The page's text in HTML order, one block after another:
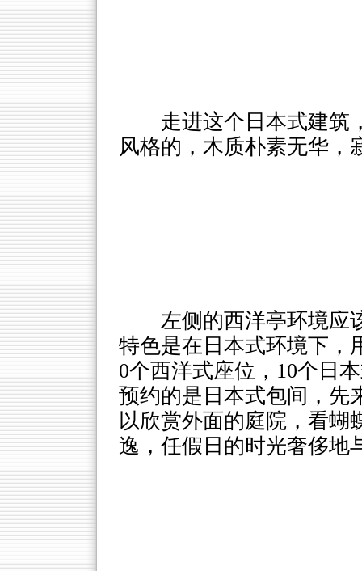
走进这个日本式建筑
风格的，木质朴素无华，
左侧的西洋亭环境应
特色是在日本式环境下，
0个西洋式座位，10个日
预约的是日本式包间，先
以欣赏外面的庭院，看蝴
逸，任假日的时光奢侈地